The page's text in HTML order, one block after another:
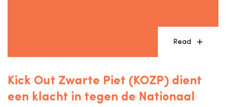
Read
Kick Out Zwarte Piet (KOZP) dient
een klacht in tegen de Nationaal